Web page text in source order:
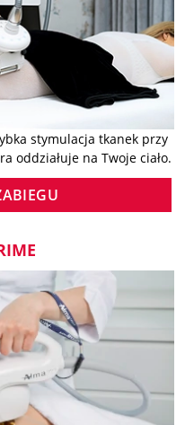
stymulacja tkanek przy
oddziałuje na Twoje ciało.